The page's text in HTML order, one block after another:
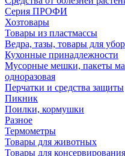
Серия ПРОФИ
Хозтовары
Товары из пластмассы
Ведра, тазы, товары для
Кухонные принадлежности
Мусорные мешки, пакеты
одноразовая
Перчатки и средства защиты
Пикник
Поилки, кормушки
Разное
Термометры
Товары для животных
Товары для консервирования